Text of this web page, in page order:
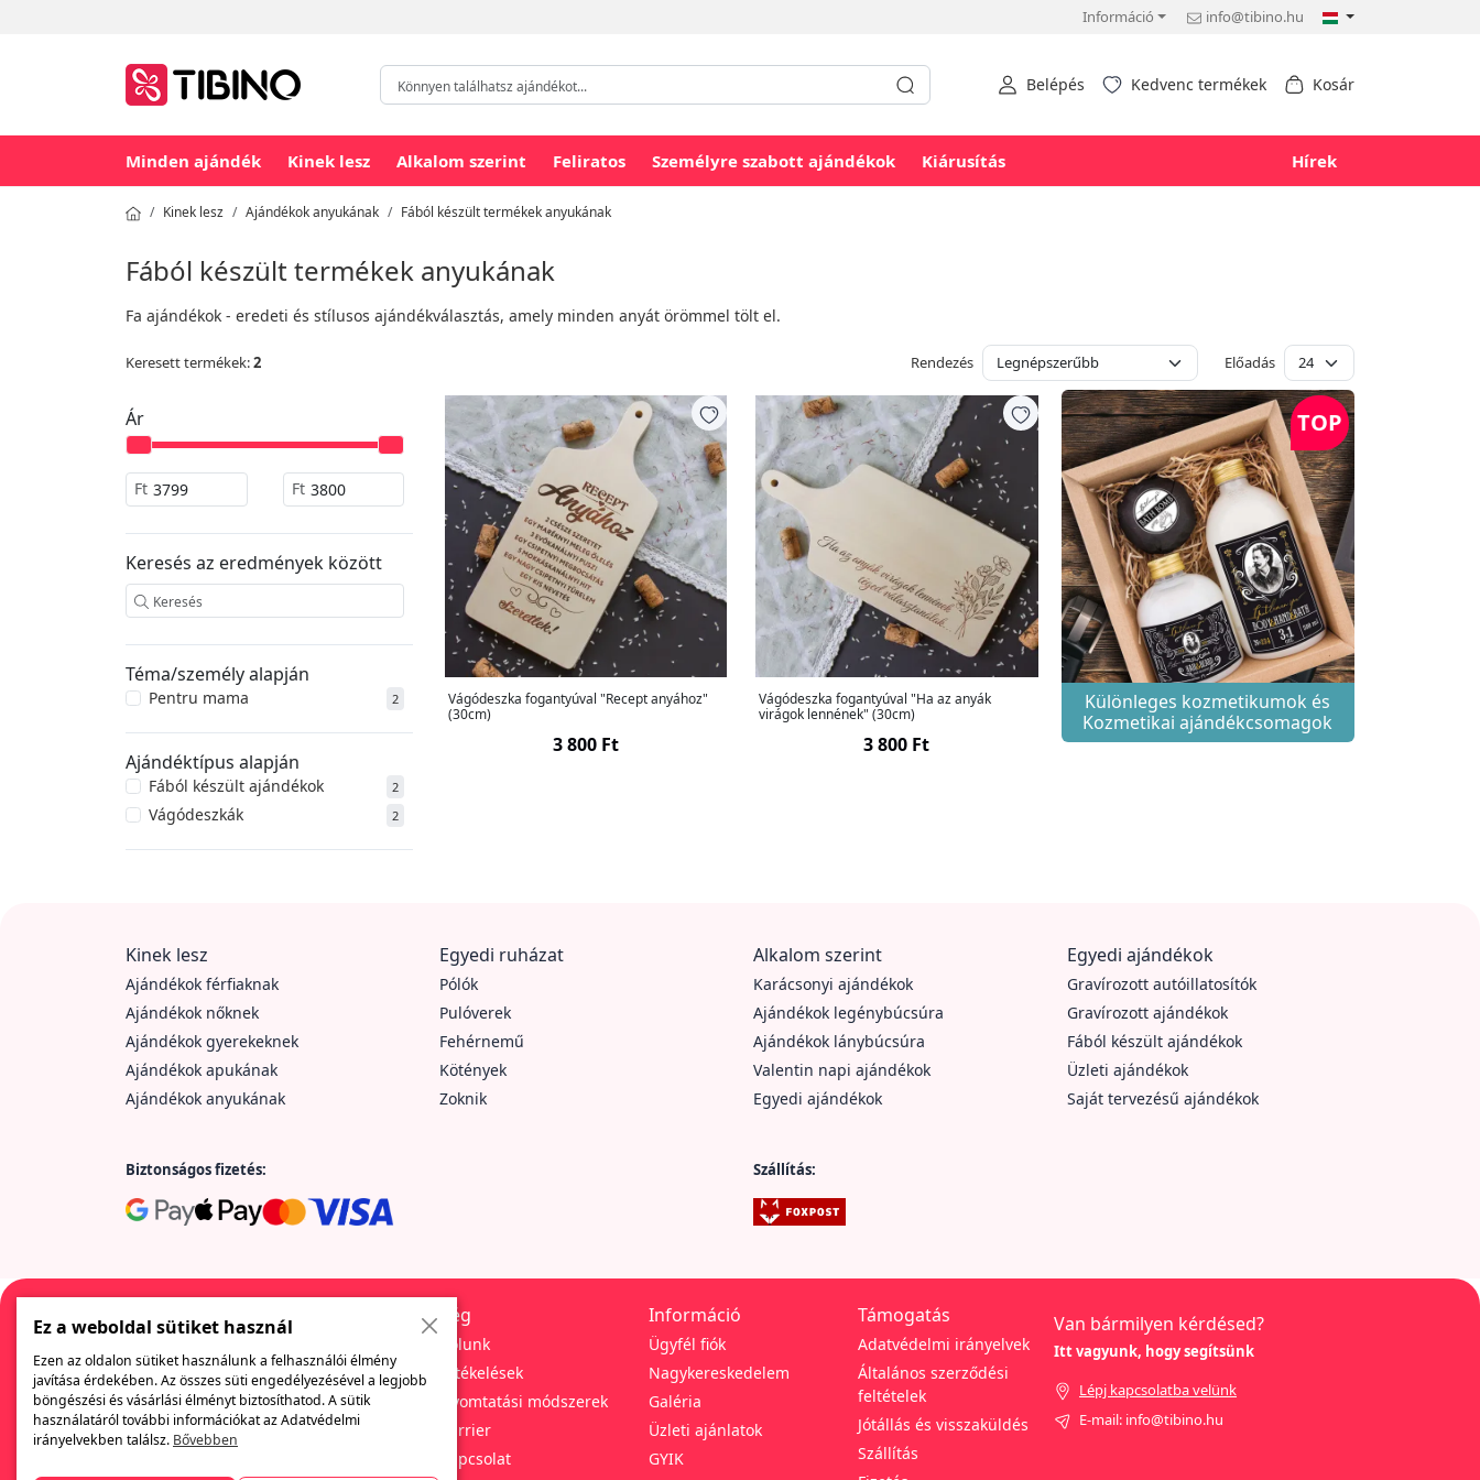
Információ info@tibino.hu
Belépés Kedvenc termékek Kosár
Minden ajándék Kinek lesz Alkalom szerint Feliratos Személyre szabott ajándékok Kiárusítás Hírek
Kinek lesz Ajándékok anyukának Fából készült termékek anyukának
Fából készült termékek anyukának
Fa ajándékok - eredeti és stílusos ajándékválasztás, amely minden anyát örömmel tölt el.
Keresett termékek:2 Rendezés Előadás
Ár
Ft Ft
Keresés az eredmények között
Téma/személy alapján
Pentru mama 2
Ajándéktípus alapján
Fából készült ajándékok 2
Vágódeszkák 2
Vágódeszka fogantyúval "Recept anyához"
(30cm)
3 800 Ft
Vágódeszka fogantyúval "Ha az anyák
virágok lennének" (30cm)
3 800 Ft
TOP
Különleges kozmetikumok és
Kozmetikai ajándékcsomagok
Kinek lesz
Ajándékok férfiaknak
Ajándékok nőknek
Ajándékok gyerekeknek
Ajándékok apukának
Ajándékok anyukának
Egyedi ruházat
Pólók
Pulóverek
Fehérnemű
Kötények
Zoknik
Alkalom szerint
Karácsonyi ajándékok
Ajándékok legénybúcsúra
Ajándékok lánybúcsúra
Valentin napi ajándékok
Egyedi ajándékok
Egyedi ajándékok
Gravírozott autóillatosítók
Gravírozott ajándékok
Fából készült ajándékok
Üzleti ajándékok
Saját tervezésű ajándékok
Biztonságos fizetés: Szállítás:
Egy cég, amely sokféle szórakoztató és
eredeti ajándékot kínál. Itt mindig megtalálod
az üzleti ajándékok széles választékát, a
különböző nyomdázási módok és
Cég
Rólunk
Értékelések
Nyomtatási módszerek
Karrier
Kapcsolat
Információ
Ügyfél fiók
Nagykereskedelem
Galéria
Üzleti ajánlatok
GYIK
Támogatás
Adatvédelmi irányelvek
Általános szerződési
feltételek
Jótállás és visszaküldés
Szállítás
Van bármilyen kérdésed?
Itt vagyunk, hogy segítsünk
Lépj kapcsolatba velünk
E-mail: info@tibino.hu
Ez a weboldal sütiket használ
Ezen az oldalon sütiket használunk a felhasználói élmény
javítása érdekében. Az összes süti engedélyezésével a legjobb
böngészési és vásárlási élményt biztosíthatod. A sütik
használatáról további információkat az Adatvédelmi
irányelvekben találsz. Bővebben